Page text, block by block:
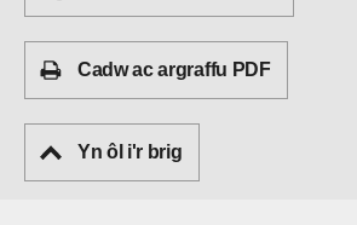
Cadw ac argraffu PDF
Yn ôl i'r brig